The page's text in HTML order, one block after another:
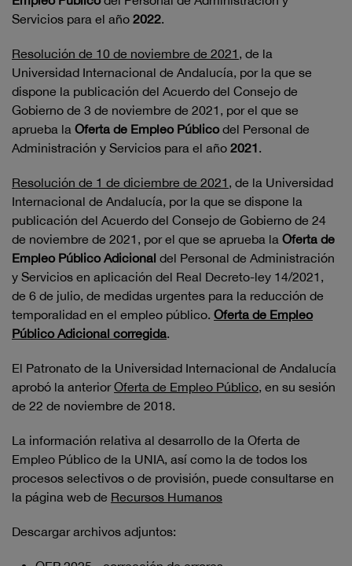
Servicios para el año 2022.
Resolución de 10 de noviembre de 2021 , de la
Universidad Internacional de Andalucía, por la que se
dispone la publicación del Acuerdo del Consejo de
Gobierno de 3 de noviembre de 2021, por el que se
aprueba la Oferta de Empleo Públicodel Personal de
Administración y Servicios para el año 2021.
Resolución de 1 de diciembre de 2021 , de la Universidad
Internacional de Andalucía, por la que se dispone la
publicación del Acuerdo del Consejo de Gobierno de 24
de noviembre de 2021, por el que se aprueba la Oferta de
Empleo Público Adicional del Personal de Administración
y Servicios en aplicación del Real Decreto-ley 14/2021,
de 6 de julio, de medidas urgentes para la reducción de
temporalidad en el empleo público. Oferta de Empleo
Público Adicional corregida.
El Patronato de la Universidad Internacional de Andalucía
aprobó la anteriorOferta de Empleo Público, en su sesión
de 22 de noviembre de 2018.
La información relativa al desarrollo de la Oferta de
Empleo Público de la UNIA, así como la de todos los
procesos selectivos o de provisión, puede consultarse en
la página web de Recursos Humanos
Descargar archivos adjuntos: